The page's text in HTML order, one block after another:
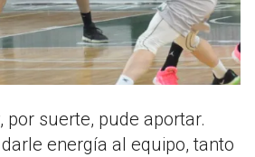
por suerte, pude aportar.
energía al equipo, tanto